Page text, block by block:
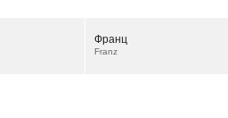
Франц
Franz